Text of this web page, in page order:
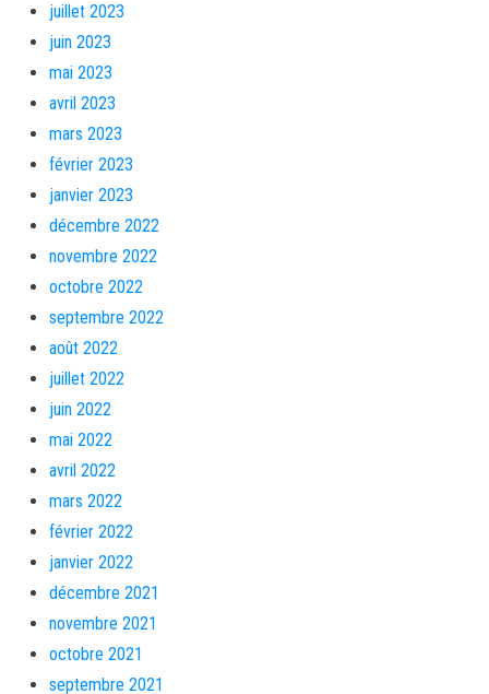
juillet 2023
juin 2023
mai 2023
avril 2023
mars 2023
février 2023
janvier 2023
décembre 2022
novembre 2022
octobre 2022
septembre 2022
août 2022
juillet 2022
juin 2022
mai 2022
avril 2022
mars 2022
février 2022
janvier 2022
décembre 2021
novembre 2021
octobre 2021
septembre 2021